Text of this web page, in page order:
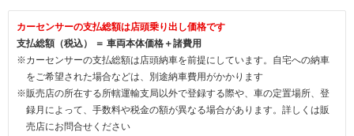
カーセンサーの支払総額は店頭乗り出し価格です
支払総額（税込） ＝ 車両本体価格＋諸費用
※カーセンサーの支払総額は店頭納車を前提にしています。自宅への納車
をご希望された場合などは、別途納車費用がかかります
※販売店の所在する所轄運輸支局以外で登録する際や、車の定置場所、登
録月によって、手数料や税金の額が異なる場合があります。詳しくは販
売店にお問合せください